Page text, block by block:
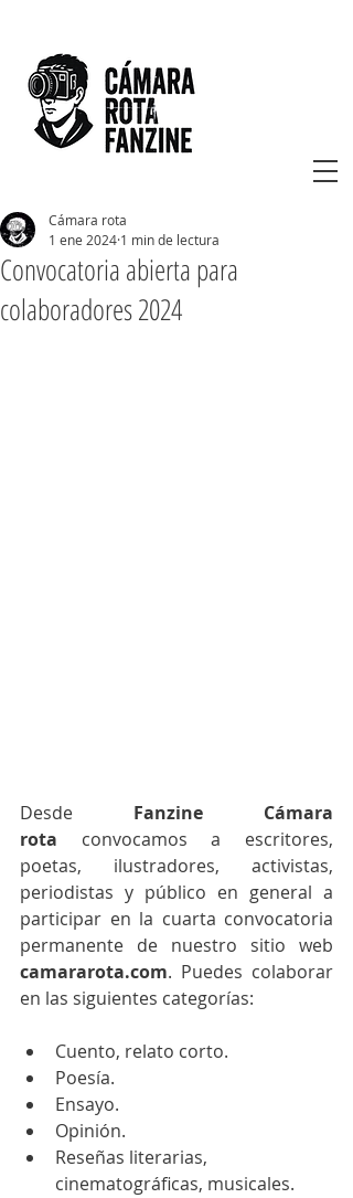
Convocatoria abierta para
colaboradores 2024
Cámara rota
1 ene 2024 1 min de lectura
Desde Fanzine Cámara
rota convocamos a escritores,
poetas, ilustradores, activistas,
periodistas y público en general a
participar en la cuarta convocatoria
camararota.com. Puedes colaborar
en las siguientes categorías:
Cuento, relato corto.
Poesía.
Ensayo.
Opinión.
Reseñas literarias,
cinematográficas, musicales.